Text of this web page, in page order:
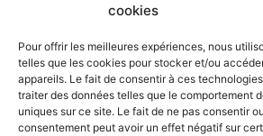
cookies
Pour offrir les meilleures expériences, nous
telles que les cookies pour stocker et/ou
appareils. Le fait de consentir à ces
traiter des données telles que le comportement
uniques sur ce site. Le fait de ne pas consentir
consentement peut avoir un effet négatif sur